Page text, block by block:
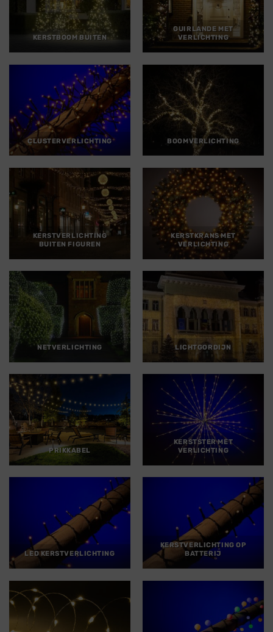
KERSTBOOM BUITEN
GUIRLANDE MET
VERLICHTING
CLUSTERVERLICHTING BOOMVERLICHTING
KERSTVERLICHTING
BUITEN FIGUREN
KERSTKRANS MET
VERLICHTING
NETVERLICHTING LICHTGORDIJN
PRIKKABEL
KERSTSTER MET
VERLICHTING
LED KERSTVERLICHTING
KERSTVERLICHTING OP
BATTERIJ